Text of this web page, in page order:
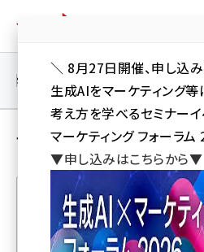
ン
seo (3532)
ai (2814)
youtube (2441)
SEO
モバイル ＋ コラム の 記
人気記事ランキング
＼ 8月27日開催、申し込
生成AIをマーケティング
考え方を学べるセミナー
マーケティング フォーラム
▼申し込みはこちらから▼